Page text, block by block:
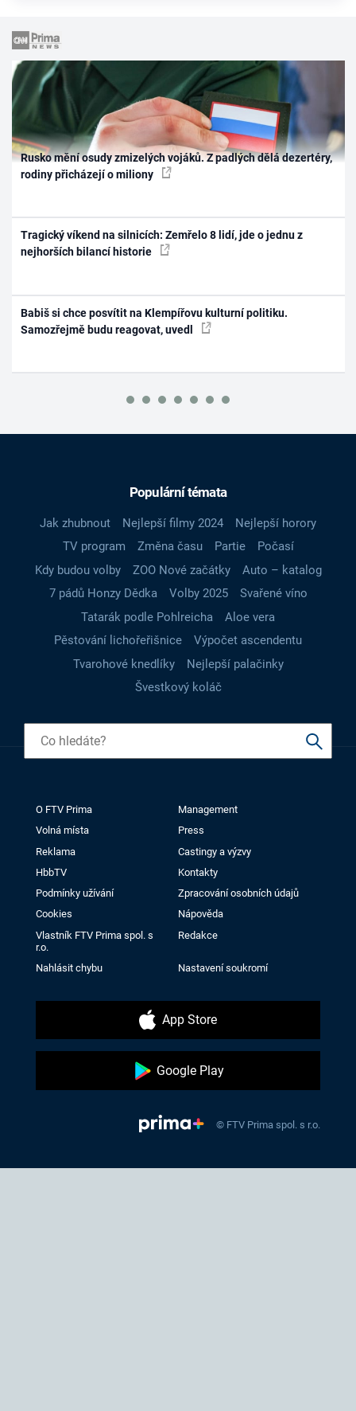
Rusko mění osudy zmizelých vojáků. Z padlých dělá dezertéry,
rodiny přicházejí o miliony
Tragický víkend na silnicích: Zemřelo 8 lidí, jde o jednu z
nejhorších bilancí historie
Babiš si chce posvítit na Klempířovu kulturní politiku.
Samozřejmě budu reagovat, uvedl
Populární témata
Jak zhubnout Nejlepší filmy 2024
Nejlepší horory
TV program
Změna času Partie
Počasí
Kdy budou volby
ZOO Nové začátky
Auto – katalog
7 pádů Honzy Dědka
Volby 2025
Svařené víno
Tatarák podle Pohlreicha
Aloe vera
Pěstování lichořeřišnice
Výpočet ascendentu
Tvarohové knedlíky
Nejlepší palačinky
Švestkový koláč
O FTV Prima
Management
Volná místa
Press
Reklama
Castingy a výzvy
HbbTV
Kontakty
Podmínky užívání
Zpracování osobních údajů
Cookies
Nápověda
Vlastník FTV Prima spol. s
r.o.
Redakce
Nahlásit chybu Nastavení soukromí
App Store
Google Play
© FTV Prima spol. s r.o.